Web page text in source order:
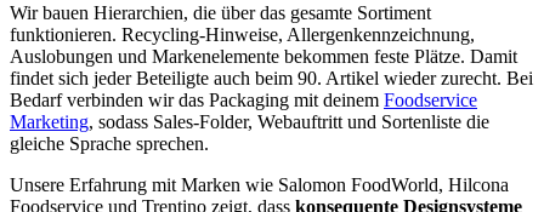
Wir bauen Hierarchien, die über das gesamte Sortiment
funktionieren. Recycling-Hinweise, Allergenkennzeichnung,
Auslobungen und Markenelemente bekommen feste Plätze. Damit
findet sich jeder Beteiligte auch beim 90. Artikel wieder zurecht. Bei
Bedarf verbinden wir das Packaging mit deinem Foodservice
Marketing, sodass Sales-Folder, Webauftritt und Sortenliste die
gleiche Sprache sprechen.
Unsere Erfahrung mit Marken wie Salomon FoodWorld, Hilcona
Foodservice und Trentino zeigt, dass konsequente Designsysteme